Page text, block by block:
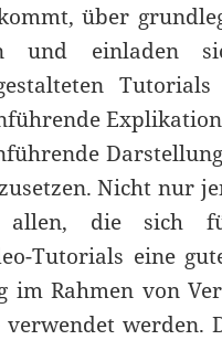
über
und einladen
Nicht nur
allen, die sich
Tutorials eine
Rahmen von
verwendet werden.